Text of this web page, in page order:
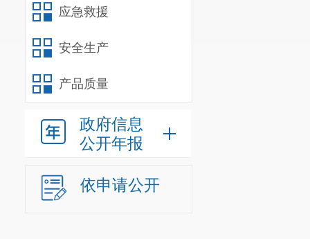
应急救援
安全生产
产品质量
政府信息
公开年报
依申请公开